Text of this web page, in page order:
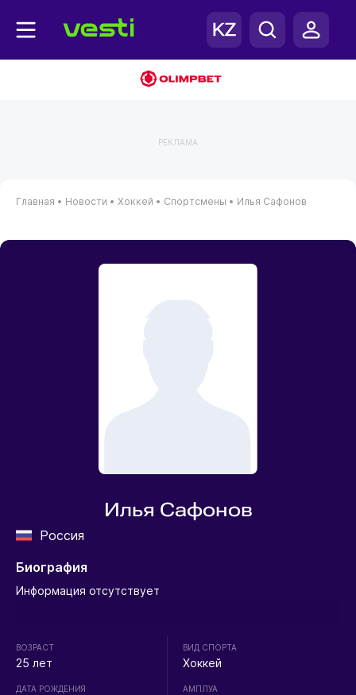
РЕКЛАМА
Главная • Новости • Хоккей • Спортсмены • Илья Сафонов
Илья Сафонов
Россия
Биография
Информация отсутствует
ВОЗРАСТ
25 лет
ДАТА РОЖДЕНИЯ
ВИД СПОРТА
Хоккей
АМПЛУА